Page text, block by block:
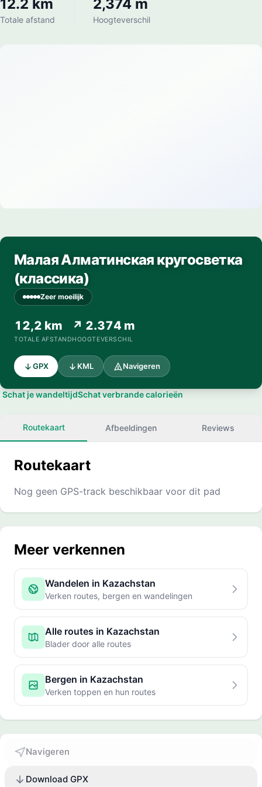
12.2 km
Totale afstand
2,374 m
Hoogteverschil
Малая Алматинская кругосветка
(классика)
Zeer moeilijk
12,2 km
TOTALE AFSTAND
↗ 2.374 m
HOOGTEVERSCHIL
GPX KML Navigeren
Schat je wandeltijdSchat verbrande calorieën
Routekaart Afbeeldingen Reviews
Routekaart
Nog geen GPS-track beschikbaar voor dit pad
Meer verkennen
Wandelen in Kazachstan
Verken routes, bergen en wandelingen
Alle routes in Kazachstan
Blader door alle routes
Bergen in Kazachstan
Verken toppen en hun routes
Navigeren
Download GPX